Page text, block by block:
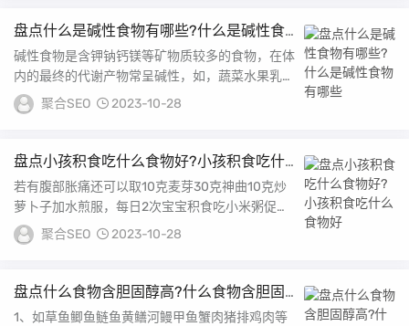
盘点什么是碱性食物有哪些?什么是碱性食
物有哪些
碱性食物是含钾钠钙镁等矿物质较多的食物，在体
内的最终的代谢产物常呈碱性，如，蔬菜水果乳类
大豆和菌类食物等1 蔬菜类碱性食物大全1A属于
寒...
聚合SEO 2023-10-28
盘点小孩积食吃什么食物好?小孩积食吃什
么食物好
若有腹部胀痛还可以取10克麦芽30克神曲10克炒
萝卜子加水煎服，每日2次宝宝积食吃小米粥促消
化 宝宝积食，导致肠胃消化不好，容易出现厌
食...
聚合SEO 2023-10-28
盘点什么食物含胆固醇高?什么食物含胆固
醇高
1、如草鱼鲫鱼鲢鱼黄鳝河鳗甲鱼蟹肉猪排鸡肉等